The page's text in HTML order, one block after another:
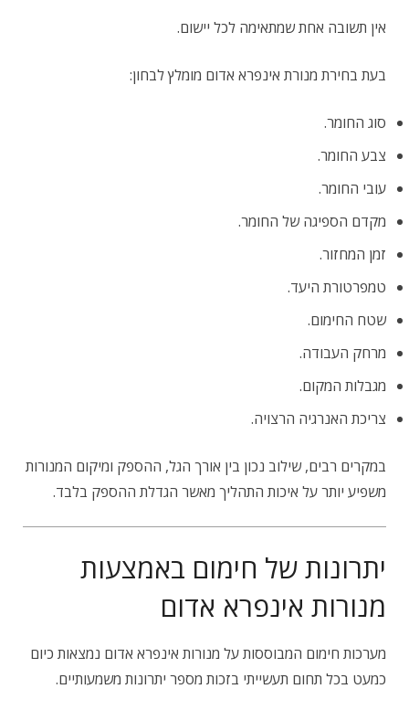
אין תשובה אחת שמתאימה לכל יישום.
בעת בחירת מנורת אינפרא אדום מומלץ לבחון:
סוג החומר.
צבע החומר.
עובי החומר.
מקדם הספיגה של החומר.
זמן המחזור.
טמפרטורת היעד.
שטח החימום.
מרחק העבודה.
מגבלות המקום.
צריכת האנרגיה הרצויה.
במקרים רבים, שילוב נכון בין אורך הגל, ההספק ומיקום המנורות
משפיע יותר על איכות התהליך מאשר הגדלת ההספק בלבד.
יתרונות של חימום באמצעות
מנורות אינפרא אדום
מערכות חימום המבוססות על מנורות אינפרא אדום נמצאות כיום
כמעט בכל תחום תעשייתי בזכות מספר יתרונות משמעותיים.